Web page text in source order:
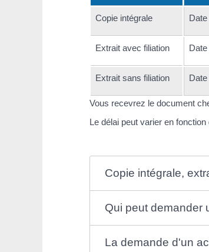
Copie intégrale
Extrait avec filiation
Extrait sans filiation
Vous recevrez le document
Le délai peut varier en
Copie intégrale,
Qui peut demander
La demande d'un